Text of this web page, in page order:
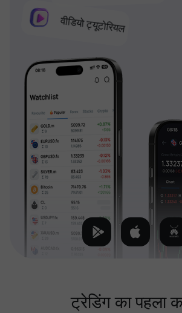
वीडियो ट्यूटोरियल
ट्रेडिंग का पहला